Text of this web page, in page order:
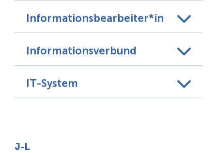
Informationsbearbeiter*in
Informationsverbund
IT-System
J-L